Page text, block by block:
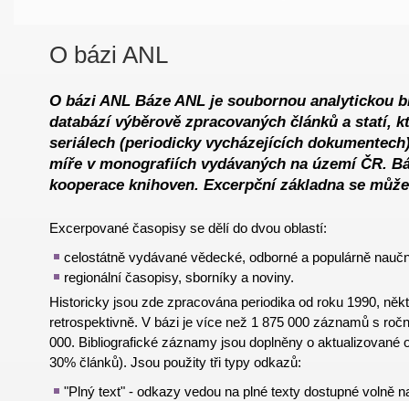
O bázi ANL
O bázi ANL Báze ANL je soubornou analytickou
databází výběrově zpracovaných článků a statí,
seriálech (periodicky vycházejících
míře v monografiích vydávaných na území ČR.
kooperace knihoven. Excerpční základna se
Excerpované časopisy se dělí do dvou oblastí:
celostátně vydávané vědecké, odborné a populárně
regionální časopisy, sborníky a noviny.
Historicky jsou zde zpracována periodika od roku 1990,
retrospektivně. V bázi je více než 1 875 000 záznamů s
000. Bibliografické záznamy jsou doplněny o aktualizované
30% článků). Jsou použity tři typy odkazů:
"Plný text" - odkazy vedou na plné texty dostupné volně